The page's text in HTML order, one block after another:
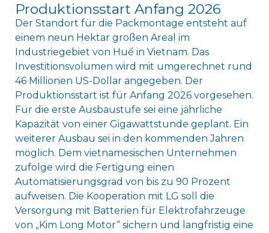
Produktionsstart Anfang 2026
Der Standort für die Packmontage entsteht auf
einem neun Hektar großen Areal im
Industriegebiet von Huế in Vietnam. Das
Investitionsvolumen wird mit umgerechnet rund
46 Millionen US-Dollar angegeben. Der
Produktionsstart ist für Anfang 2026 vorgesehen.
Für die erste Ausbaustufe sei eine jährliche
Kapazität von einer Gigawattstunde geplant. Ein
weiterer Ausbau sei in den kommenden Jahren
möglich. Dem vietnamesischen Unternehmen
zufolge wird die Fertigung einen
Automatisierungsgrad von bis zu 90 Prozent
aufweisen. Die Kooperation mit LG soll die
Versorgung mit Batterien für Elektrofahrzeuge
von „Kim Long Motor“ sichern und langfristig eine